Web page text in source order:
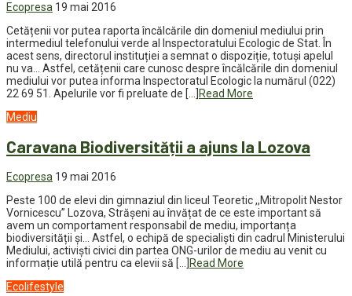
Ecopresa 19 mai 2016
Cetățenii vor putea raporta încălcările din domeniul mediului prin
intermediul telefonului verde al Inspectoratului Ecologic de Stat. În
acest sens, directorul instituției a semnat o dispoziție, totuși apelul
nu va… Astfel, cetățenii care cunosc despre încălcările din domeniul
mediului vor putea informa Inspectoratul Ecologic la numărul (022)
22 69 51. Apelurile vor fi preluate de […]
Read More
Mediu
Caravana Biodiversității a ajuns la Lozova
Ecopresa 19 mai 2016
Peste 100 de elevi din gimnaziul din liceul Teoretic ,,Mitropolit Nestor
Vornicescu” Lozova, Străşeni au învățat de ce este important să
avem un comportament responsabil de mediu, importanța
biodiversității și… Astfel, o echipă de specialiști din cadrul Ministerului
Mediului, activiști civici din partea ONG-urilor de mediu au venit cu
informație utilă pentru ca elevii să […]
Read More
Ecolifestyle